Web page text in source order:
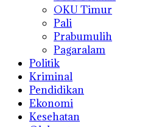
OKU Timur
Pali
Prabumulih
Pagaralam
Politik
Kriminal
Pendidikan
Ekonomi
Kesehatan